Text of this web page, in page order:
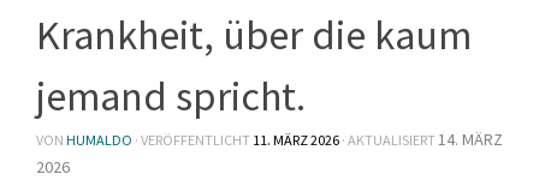
Krankheit, über die kaum
jemand spricht.
VON HUMALDO · VERÖFFENTLICHT 11. MÄRZ 2026 · AKTUALISIERT14. MÄRZ
2026